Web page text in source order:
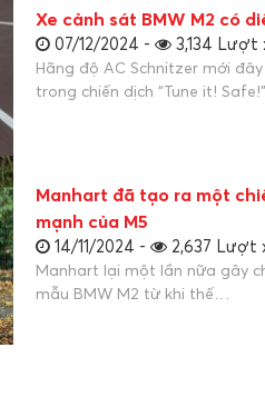
Xe cảnh sát BMW M2 có
07/12/2024 - 3,134 Lượt
Hãng độ AC Schnitzer mới
trong chiến dịch “Tune it!
Manhart đã tạo ra một
mạnh của M5
14/11/2024 - 2,637 Lượt
Manhart lại một lần nữa gây
mẫu BMW M2 từ khi thế…